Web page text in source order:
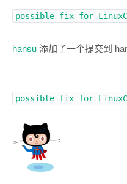
possible fix for
hansu添加了一个提交到
possible fix for